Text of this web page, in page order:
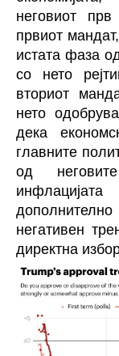
неговиот
првиот
истата фаза
со нето
вториот
нето
дека
главните
од
негативен
директна